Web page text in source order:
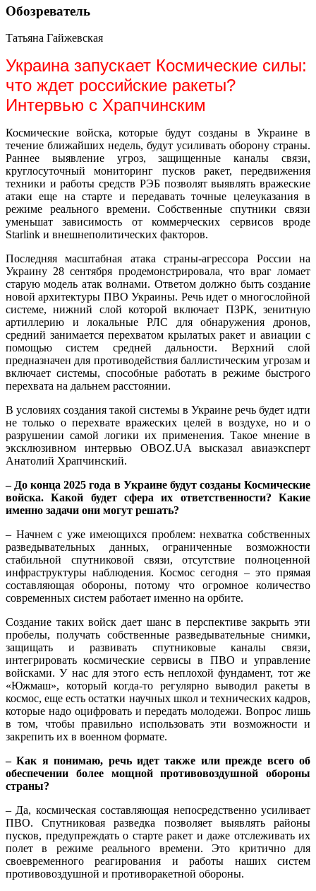
Обозреватель
Татьяна Гайжевская
Украина запускает Космические силы:
что ждет российские ракеты?
Интервью с Храпчинским
Космические войска, которые будут созданы в Украине в
течение ближайших недель, будут усиливать оборону страны.
Раннее выявление угроз, защищенные каналы связи,
круглосуточный мониторинг пусков ракет, передвижения
техники и работы средств РЭБ позволят выявлять вражеские
атаки еще на старте и передавать точные целеуказания в
режиме реального времени. Собственные спутники связи
уменьшат зависимость от коммерческих сервисов вроде
Starlink и внешнеполитических факторов.
Последняя масштабная атака страны-агрессора России на
Украину 28 сентября продемонстрировала, что враг ломает
старую модель атак волнами. Ответом должно быть создание
новой архитектуры ПВО Украины. Речь идет о многослойной
системе, нижний слой которой включает ПЗРК, зенитную
артиллерию и локальные РЛС для обнаружения дронов,
средний занимается перехватом крылатых ракет и авиации с
помощью систем средней дальности. Верхний слой
предназначен для противодействия баллистическим угрозам и
включает системы, способные работать в режиме быстрого
перехвата на дальнем расстоянии.
В условиях создания такой системы в Украине речь будет идти
не только о перехвате вражеских целей в воздухе, но и о
разрушении самой логики их применения. Такое мнение в
эксклюзивном интервью OBOZ.UA высказал авиаэксперт
Анатолий Храпчинский.
– До конца 2025 года в Украине будут созданы Космические
войска. Какой будет сфера их ответственности? Какие
именно задачи они могут решать?
– Начнем с уже имеющихся проблем: нехватка собственных
разведывательных данных, ограниченные возможности
стабильной спутниковой связи, отсутствие полноценной
инфраструктуры наблюдения. Космос сегодня – это прямая
составляющая обороны, потому что огромное количество
современных систем работает именно на орбите.
Создание таких войск дает шанс в перспективе закрыть эти
пробелы, получать собственные разведывательные снимки,
защищать и развивать спутниковые каналы связи,
интегрировать космические сервисы в ПВО и управление
войсками. У нас для этого есть неплохой фундамент, тот же
«Южмаш», который когда-то регулярно выводил ракеты в
космос, еще есть остатки научных школ и технических кадров,
которые надо оцифровать и передать молодежи. Вопрос лишь
в том, чтобы правильно использовать эти возможности и
закрепить их в военном формате.
– Как я понимаю, речь идет также или прежде всего об
обеспечении более мощной противовоздушной обороны
страны?
– Да, космическая составляющая непосредственно усиливает
ПВО. Спутниковая разведка позволяет выявлять районы
пусков, предупреждать о старте ракет и даже отслеживать их
полет в режиме реального времени. Это критично для
своевременного реагирования и работы наших систем
противовоздушной и противоракетной обороны.